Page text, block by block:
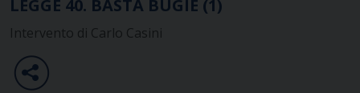
LEGGE 40. BASTA BUGIE (1)
Intervento di Carlo Casini